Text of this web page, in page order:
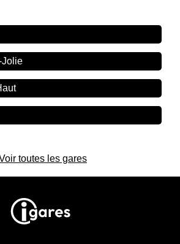
Jolie
toutes les gares